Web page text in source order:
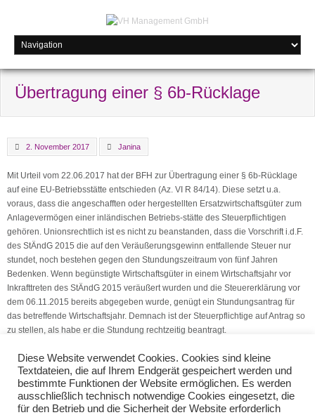
Übertragung einer § 6b-Rücklage
2. November 2017 Janina
Mit Urteil vom 22.06.2017 hat der BFH zur Übertragung einer § 6b-Rücklage
auf eine EU-Betriebsstätte entschieden (Az. VI R 84/14). Diese setzt u.a.
voraus, dass die angeschafften oder hergestellten Ersatzwirtschaftsgüter zum
Anlagevermögen einer inländischen Betriebs-stätte des Steuerpflichtigen
gehören. Unionsrechtlich ist es nicht zu beanstanden, dass die Vorschrift i.d.F.
des StÄndG 2015 die auf den Veräußerungsgewinn entfallende Steuer nur
stundet, noch bestehen gegen den Stundungszeitraum von fünf Jahren
Bedenken. Wenn begünstigte Wirtschaftsgüter in einem Wirtschaftsjahr vor
Inkrafttreten des StÄndG 2015 veräußert wurden und die Steuererklärung vor
dem 06.11.2015 bereits abgegeben wurde, genügt ein Stundungsantrag für
das betreffende Wirtschaftsjahr. Demnach ist der Steuerpflichtige auf Antrag so
zu stellen, als habe er die Stundung rechtzeitig beantragt.
(Quelle: V.S.H. Dienstleistungs GmbH)
Pfändungsschutz für Zulagen Minijobs in Deutschland
Diese Website verwendet Cookies. Cookies sind kleine
Textdateien, die auf Ihrem Endgerät gespeichert werden und
bestimmte Funktionen der Website ermöglichen. Es werden
ausschließlich technisch notwendige Cookies eingesetzt, die
für den Betrieb und die Sicherheit der Website erforderlich